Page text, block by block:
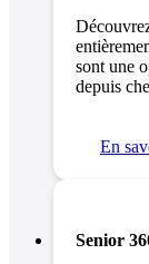
sont une
depuis
En
Senior